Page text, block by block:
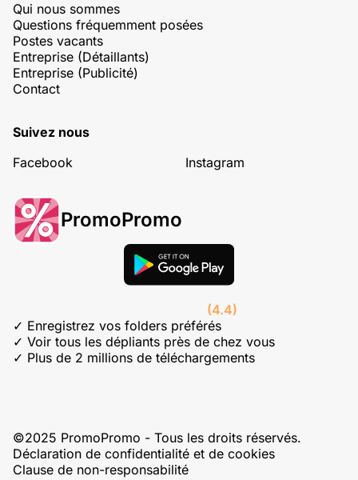
Qui nous sommes
Questions fréquemment posées
Postes vacants
Entreprise (Détaillants)
Entreprise (Publicité)
Contact
Suivez nous
Facebook
Instagram
PromoPromo
(4.4)
✓ Enregistrez vos folders préférés
✓ Voir tous les dépliants près de chez vous
✓ Plus de 2 millions de téléchargements
©2025 PromoPromo - Tous les droits réservés.
Déclaration de confidentialité et de cookies
Clause de non-responsabilité